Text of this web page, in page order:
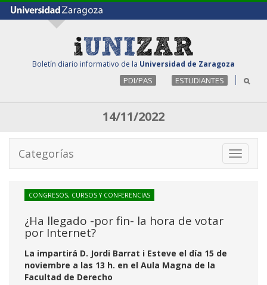
Boletín diario informativo de la Universidad de Zaragoza
PDI/PAS ESTUDIANTES
14/11/2022
Toggle
Categorías
CONGRESOS, CURSOS Y CONFERENCIAS
¿Ha llegado -por fin- la hora de votar
por Internet?
La impartirá D. Jordi Barrat i Esteve el día 15 de
noviembre a las 13 h. en el Aula Magna de la
Facultad de Derecho